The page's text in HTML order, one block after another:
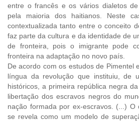
entre o francês e os vários dialetos
pela maioria dos haitianos. Neste
contextualizada tanto entre o conceito
faz parte da cultura e da identidade de
de fronteira, pois o imigrante pode
fronteira na adaptação no novo país.
De acordo com os estudos de Pimentel
língua da revolução que instituiu, de
históricos, a primeira república negra
libertação dos escravos negros do
nação formada por ex-escravos. (...) O
se revela como um modelo de